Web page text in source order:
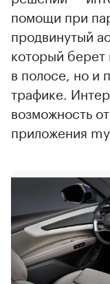
помощи при
продвинутый
который берет
в полосе, но и
трафике.
возможность
приложения